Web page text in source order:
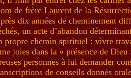
de frère Laurent de la
dix années de cheminement
un acte d’abandon
propre chemin spirituel : vivre
joies dans la « présence de
personnes à lui demander
de conseils donnés